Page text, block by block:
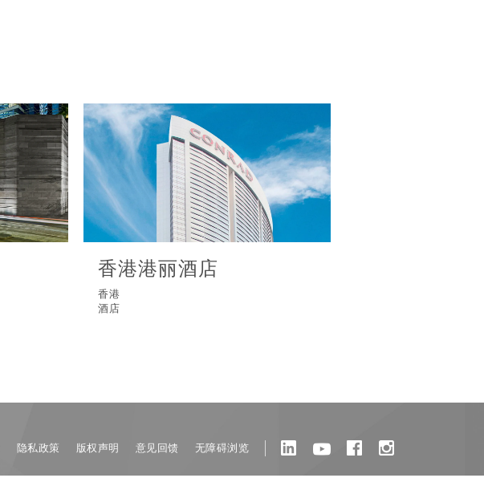
香港港丽酒店
香港
酒店
隐私政策 版权声明 意见回馈 无障碍浏览